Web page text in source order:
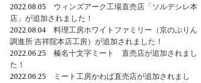
2022.08.05 ウィンズアーク工場直売店「ソルデシレ本
店」が追加されました！
2022.08.04 料理工房ホワイトファミリー（京のぷりん
調進所 吉祥院本店工房）が追加されました！
2022.06.25 榛名十文字ミート 直売店が追加されまし
た！
2022.06.25
ミート工房かわば直売店が追加されまし